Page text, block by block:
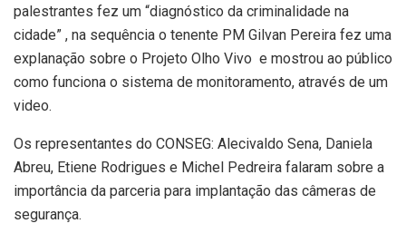
palestrantes fez um “diagnóstico da criminalidade na
cidade” , na sequência o tenente PM Gilvan Pereira fez uma
explanação sobre o Projeto Olho Vivo e mostrou ao público
como funciona o sistema de monitoramento, através de um
video.
Os representantes do CONSEG: Alecivaldo Sena, Daniela
Abreu, Etiene Rodrigues e Michel Pedreira falaram sobre a
importância da parceria para implantação das câmeras de
segurança.